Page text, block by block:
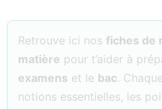
Retrouve ici nos fiches de
matière pour t’aider à
examens et le bac.
notions essentielles, les